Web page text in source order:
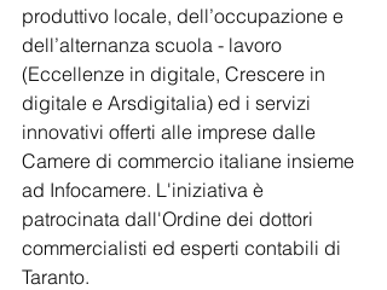
produttivo locale, dell’occupazione e
dell’alternanza scuola - lavoro
(Eccellenze in digitale, Crescere in
digitale e Arsdigitalia) ed i servizi
innovativi offerti alle imprese dalle
Camere di commercio italiane insieme
ad Infocamere. L'iniziativa è
patrocinata dall'Ordine dei dottori
commercialisti ed esperti contabili di
Taranto.